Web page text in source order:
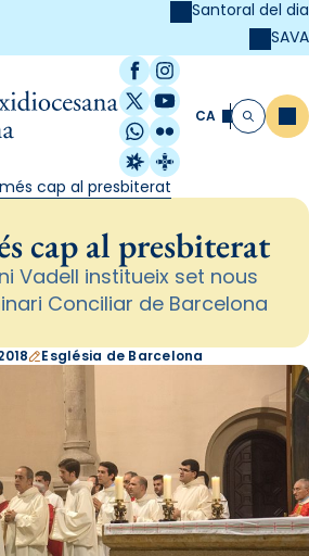
Santoral del dia
SAVA
Facebook
Instagram
X / Twitter
YouTube
WhatsApp
Flickr
Radio Estel
Catalunya
CA Cerca
cap al presbiterat
cap al presbiterat
Vadell institueix set nous
Conciliar de Barcelona
Església de Barcelona